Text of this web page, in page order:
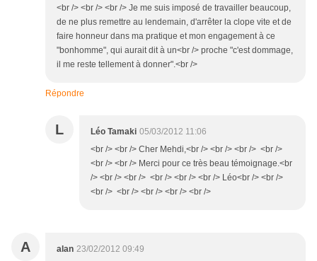
<br /> <br /> <br /> Je me suis imposé de travailler beaucoup,
de ne plus remettre au lendemain, d'arrêter la clope vite et de
faire honneur dans ma pratique et mon engagement à ce
"bonhomme", qui aurait dit à un<br /> proche "c'est dommage,
il me reste tellement à donner".<br />
Répondre
L Léo Tamaki 05/03/2012 11:06
<br /> <br /> Cher Mehdi,<br /> <br /> <br /> <br />
<br /> <br /> Merci pour ce très beau témoignage.<br
/> <br /> <br /> <br /> <br /> <br /> Léo<br /> <br />
<br /> <br /> <br /> <br /> <br />
A alan 23/02/2012 09:49